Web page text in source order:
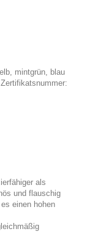
mintgrün, blau
als
und flauschig
einen hohen